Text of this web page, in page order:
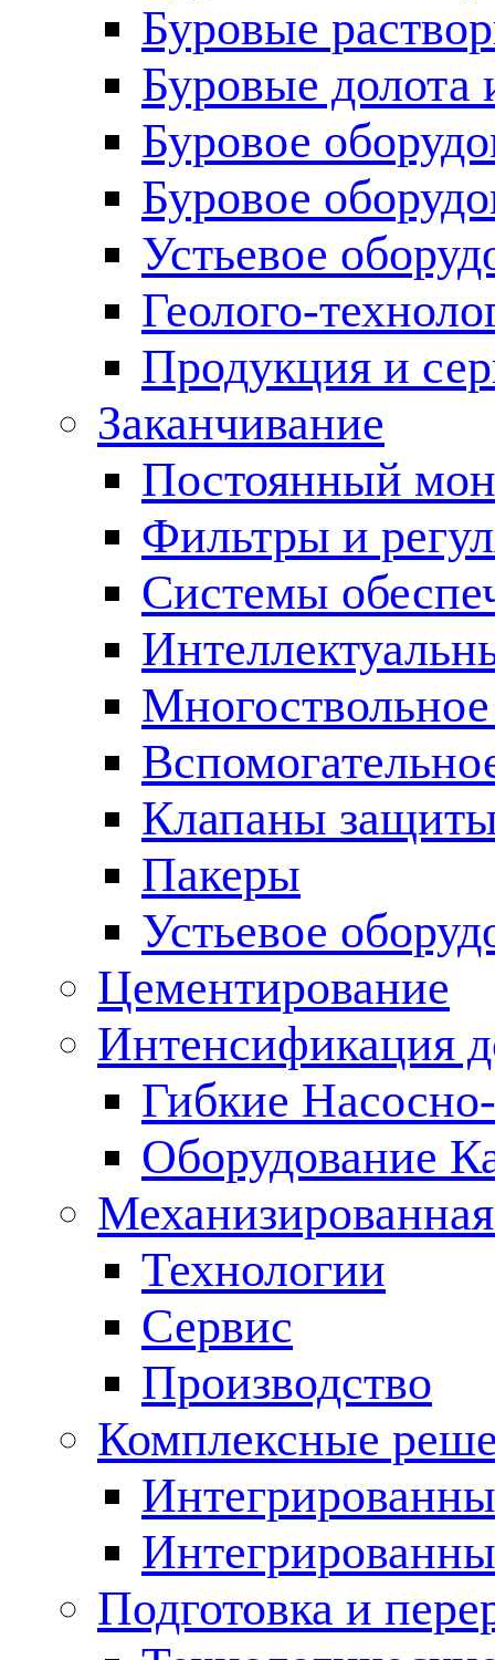
Буровые
Буровые долота
Буровое
Буровое
Устьевое
Геолого-
Продукция и
Заканчивание
Постоянный
Фильтры и
Cистемы
Клапаны
Пакеры
Устьевое
Цементирование
Интенсификация
Гибкие
Оборудование
Технологии
Сервис
Производство
Комплексные
Подготовка и